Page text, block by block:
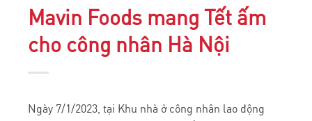
Mavin Foods mang Tết ấm
cho công nhân Hà Nội
Ngày 7/1/2023, tại Khu nhà ở công nhân lao động